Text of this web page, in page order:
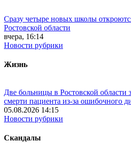
Сразу четыре новых школы
Ростовской области
вчера, 16:14
Новости рубрики
Жизнь
Две больницы в Ростовской области
смерти пациента из-за ошибочного
05.08.2026 14:15
Новости рубрики
Скандалы